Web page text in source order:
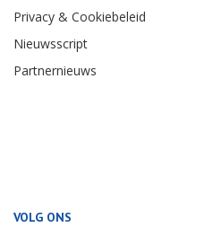
Privacy & Cookiebeleid
Nieuwsscript
Partnernieuws
VOLG ONS